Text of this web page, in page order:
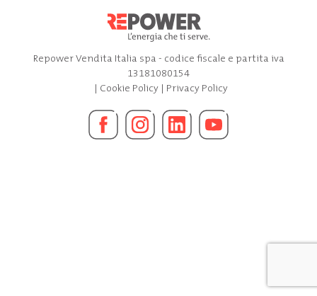
Repower Vendita Italia spa - codice fiscale e partita iva
13181080154
| Cookie Policy| Privacy Policy